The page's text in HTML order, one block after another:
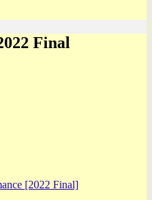
Final
[2022 Final]